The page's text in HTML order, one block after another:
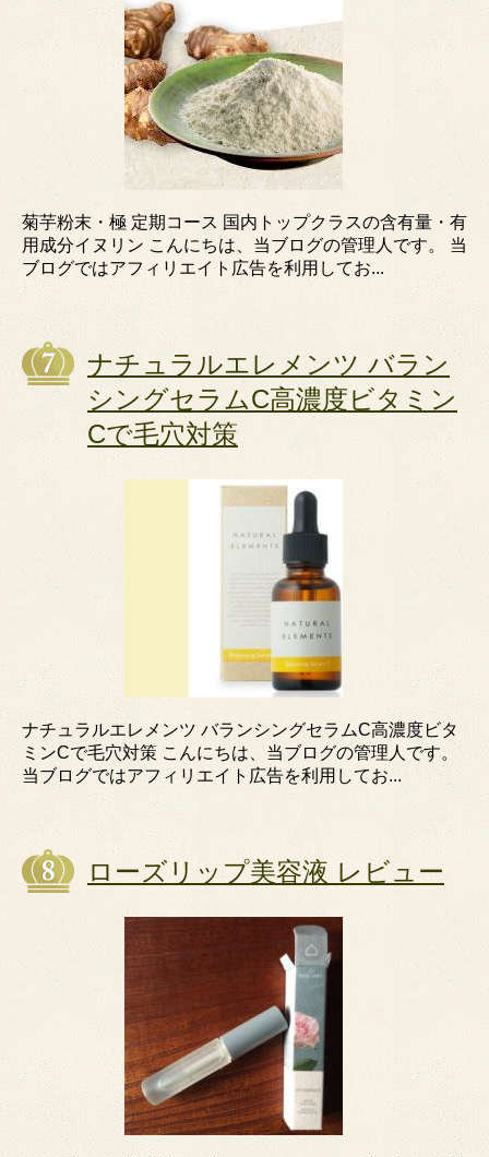
菊芋粉末・極 定期コース 国内トップクラスの含有量・有
用成分イヌリン こんにちは、当ブログの管理人です。 当
ブログではアフィリエイト広告を利用してお...
ナチュラルエレメンツ バラン
シングセラムC高濃度ビタミン
Cで毛穴対策
ナチュラルエレメンツ バランシングセラムC高濃度ビタ
ミンCで毛穴対策 こんにちは、当ブログの管理人です。
当ブログではアフィリエイト広告を利用してお...
ローズリップ美容液 レビュー